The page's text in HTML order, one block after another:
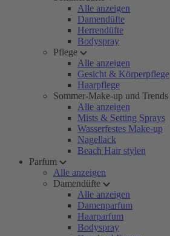
Alle anzeigen
Damendüfte
Herrendüfte
Bodyspray
Pflege
Alle anzeigen
Gesicht & Körperpflege
Haarpflege
Sommer-Make-up und Trends
Alle anzeigen
Mists & Setting Sprays
Wasserfestes Make-up
Nagellack
Beach Hair stylen
Parfum
Alle anzeigen
Damendüfte
Alle anzeigen
Damenparfum
Haarparfum
Bodyspray